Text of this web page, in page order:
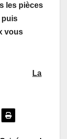
les pièces
puis
vous
La